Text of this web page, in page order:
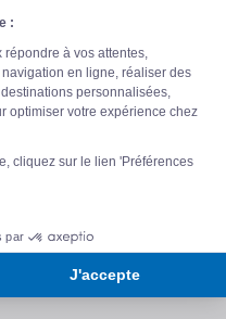
de Tours – Val de
village.
Saumur Rive -
le Domaine